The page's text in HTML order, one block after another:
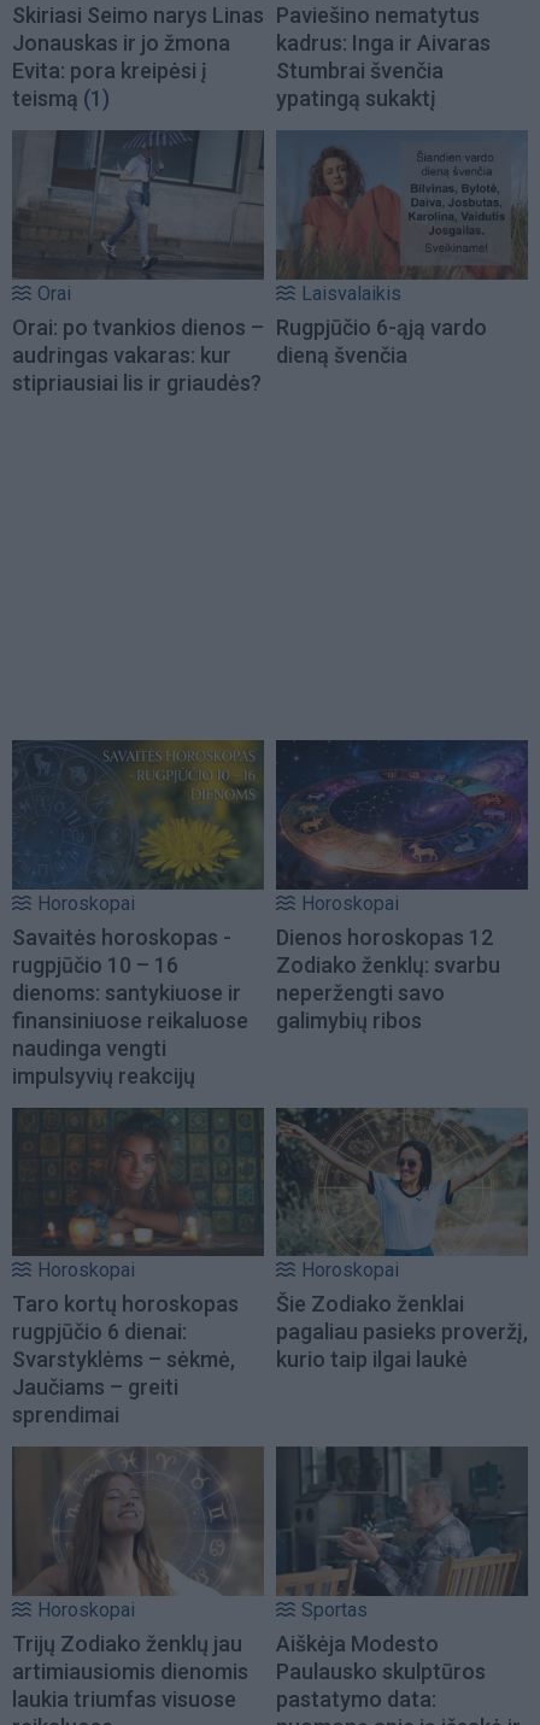
Skiriasi Seimo narys Linas
Jonauskas ir jo žmona
Evita: pora kreipėsi į
teismą (1)
Paviešino nematytus
kadrus: Inga ir Aivaras
Stumbrai švenčia
ypatingą sukaktį
Orai
Orai: po tvankios dienos –
audringas vakaras: kur
stipriausiai lis ir griaudės?
Laisvalaikis
Rugpjūčio 6-ąją vardo
dieną švenčia
Horoskopai
Savaitės horoskopas -
rugpjūčio 10 – 16
dienoms: santykiuose ir
finansiniuose reikaluose
naudinga vengti
impulsyvių reakcijų
Horoskopai
Dienos horoskopas 12
Zodiako ženklų: svarbu
neperžengti savo
galimybių ribos
Horoskopai
Taro kortų horoskopas
rugpjūčio 6 dienai:
Svarstyklėms – sėkmė,
Jaučiams – greiti
sprendimai
Horoskopai
Šie Zodiako ženklai
pagaliau pasieks proveržį,
kurio taip ilgai laukė
Horoskopai
Trijų Zodiako ženklų jau
artimiausiomis dienomis
laukia triumfas visuose
Sportas
Aiškėja Modesto
Paulausko skulptūros
pastatymo data: